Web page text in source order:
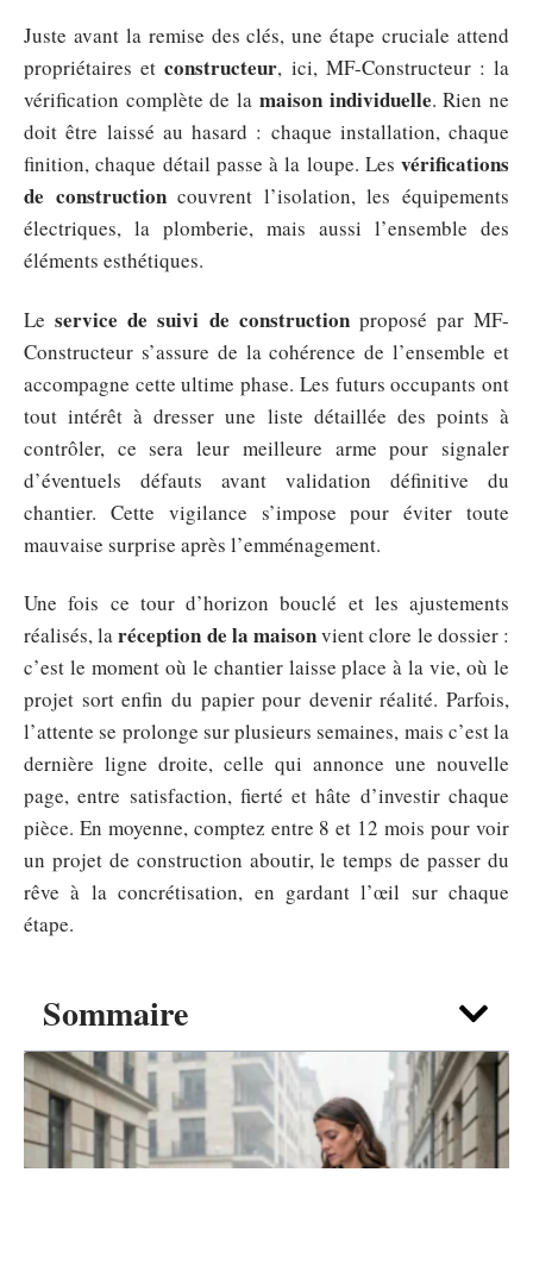
Sommaire
Juste avant la remise des clés, une étape cruciale attend
propriétaires etconstructeur, ici, MF-Constructeur : la
vérification complète de la maison individuelle. Rien ne
doit être laissé au hasard : chaque installation, chaque
finition, chaque détail passe à la loupe. Les vérifications
de constructioncouvrent l’isolation, les équipements
électriques, la plomberie, mais aussi l’ensemble des
éléments esthétiques.
Leservice de suivi de constructionproposé par MF-
Constructeur s’assure de la cohérence de l’ensemble et
accompagne cette ultime phase. Les futurs occupants ont
tout intérêt à dresser une liste détaillée des points à
contrôler, ce sera leur meilleure arme pour signaler
d’éventuels défauts avant validation définitive du
chantier. Cette vigilance s’impose pour éviter toute
mauvaise surprise après l’emménagement.
Une fois ce tour d’horizon bouclé et les ajustements
réalisés, laréception de la maisonvient clore le dossier :
c’est le moment où le chantier laisse place à la vie, où le
projet sort enfin du papier pour devenir réalité. Parfois,
l’attente se prolonge sur plusieurs semaines, mais c’est la
dernière ligne droite, celle qui annonce une nouvelle
page, entre satisfaction, fierté et hâte d’investir chaque
pièce. En moyenne, comptez entre 8 et 12 mois pour voir
un projet de construction aboutir, le temps de passer du
rêve à la concrétisation, en gardant l’œil sur chaque
étape.